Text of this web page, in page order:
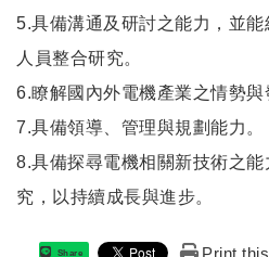
5.具備溝通及研討之能力，並
人員整合研究。
6.瞭解國內外電機產業之情勢與
7.具備領導、管理與規劃能力。
8.具備探尋電機相關新技術之
究，以持續成長與進步。
Share